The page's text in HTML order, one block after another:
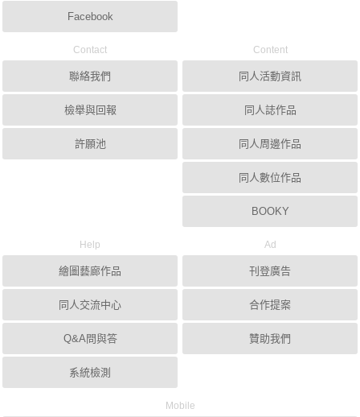
Facebook
Contact
聯絡我們
檢舉與回報
許願池
Content
同人活動資訊
同人誌作品
同人周邊作品
同人數位作品
BOOKY
Help
繪圖藝廊作品
同人交流中心
Q&A問與答
系統檢測
Ad
刊登廣告
合作提案
贊助我們
Mobile